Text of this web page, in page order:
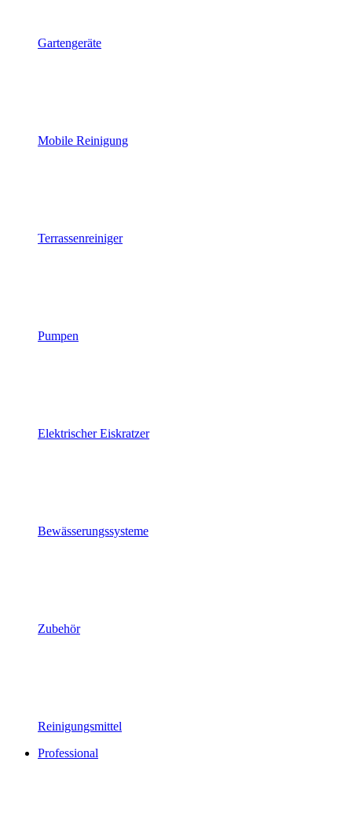
Gartengeräte
Mobile Reinigung
Terrassenreiniger
Pumpen
Elektrischer Eiskratzer
Bewässerungssysteme
Zubehör
Reinigungsmittel
Professional